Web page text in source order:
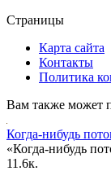
Страницы
Карта сайта
Контакты
Политика
Вам также может
Когда-нибудь
«Когда-нибудь
11.6к.